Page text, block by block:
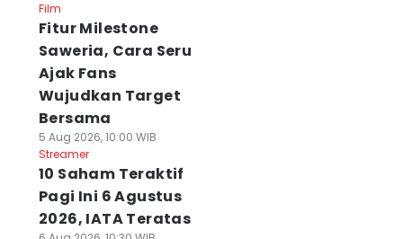
Film
Fitur Milestone
Saweria, Cara Seru
Ajak Fans
Wujudkan Target
Bersama
5 Aug 2026, 10:00 WIB
Streamer
10 Saham Teraktif
Pagi Ini 6 Agustus
2026, IATA Teratas